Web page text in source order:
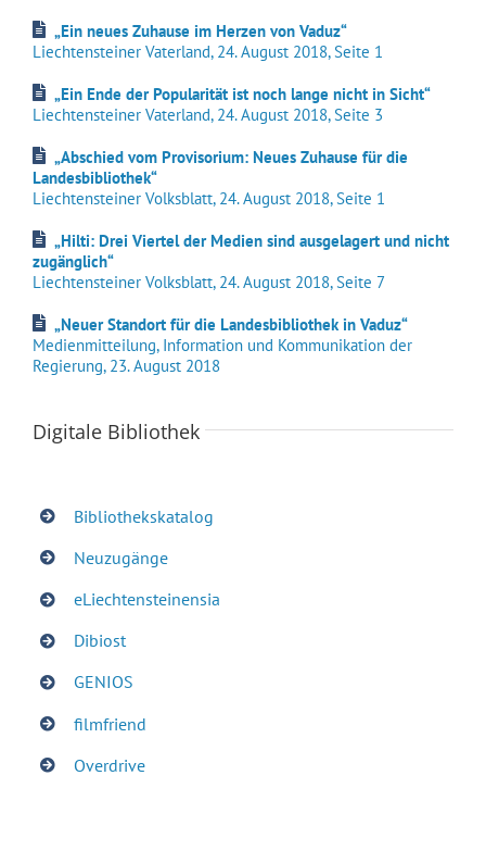
„Ein neues Zuhause im Herzen von Vaduz“
Liechtensteiner Vaterland, 24. August 2018, Seite 1
„Ein Ende der Popularität ist noch lange nicht in Sicht“
Liechtensteiner Vaterland, 24. August 2018, Seite 3
„Abschied vom Provisorium: Neues Zuhause für die
Landesbibliothek“
Liechtensteiner Volksblatt, 24. August 2018, Seite 1
„Hilti: Drei Viertel der Medien sind ausgelagert und nicht
zugänglich“
Liechtensteiner Volksblatt, 24. August 2018, Seite 7
„Neuer Standort für die Landesbibliothek in Vaduz“
Medienmitteilung, Information und Kommunikation der
Regierung, 23. August 2018
Digitale Bibliothek
Bibliothekskatalog
Neuzugänge
eLiechtensteinensia
Dibiost
GENIOS
filmfriend
Overdrive